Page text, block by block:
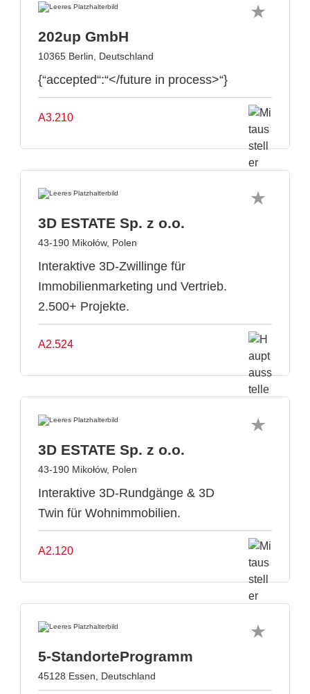
202up GmbH
10365 Berlin, Deutschland
{“accepted“:“</future in process>“}
A3.210
3D ESTATE Sp. z o.o.
43-190 Mikołów, Polen
Interaktive 3D-Zwillinge für
Immobilienmarketing und Vertrieb.
2.500+ Projekte.
A2.524
3D ESTATE Sp. z o.o.
43-190 Mikołów, Polen
Interaktive 3D-Rundgänge & 3D
Twin für Wohnimmobilien.
A2.120
5-StandorteProgramm
45128 Essen, Deutschland